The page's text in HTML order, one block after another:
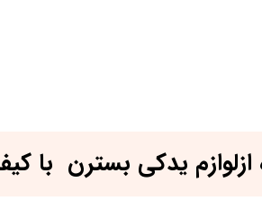
لوازم یدکی بسترن با